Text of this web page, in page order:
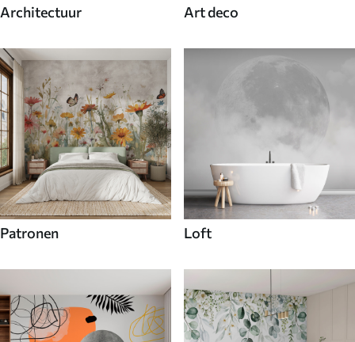
Architectuur Art deco
Patronen Loft